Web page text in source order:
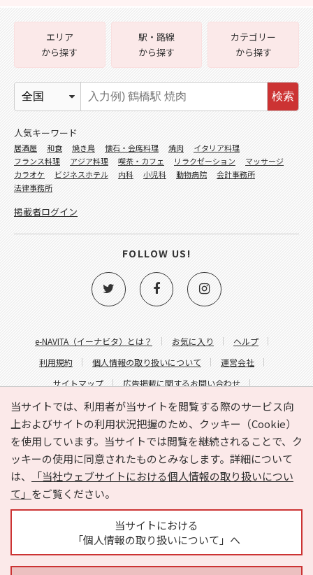
当サイトでは、利用者が当サイトを閲覧する際のサービス向
上およびサイトの利用状況把握のため、クッキー（Cookie）
を使用しています。当サイトでは閲覧を継続されることで、ク
ッキーの使用に同意されたものとみなします。詳細について
は、
「当社ウェブサイトにおける個人情報の取り扱いについ
て」 をご覧ください。
当サイトにおける
「個人情報の取り扱いについて」へ
e-NAVITA（イーナビタ）とは？ お気に入り
ヘルプ
利用規約
個人情報の取り扱いについて
運営会社
サイトマップ
広告掲載に関するお問い合わせ
サイトの内容に関するお問い合わせ
エリア
から探す
駅・路線
から探す
カテゴリー
から探す
検索
人気キーワード
居酒屋 和食 焼き鳥 懐石・会席料理 焼肉
イタリア料理
フランス料理
アジア料理 喫茶・カフェ リラクゼーション
マッサージ
カラオケ
ビジネスホテル 内科 小児科 動物病院
会計事務所
法律事務所
掲載者ログイン
FOLLOW US!
Copyright © HYOJITO.Co.,Ltd. All Rights Reserved.